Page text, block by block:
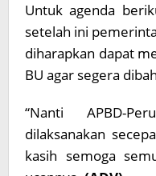
Untuk agenda
setelah ini
diharapkan dapat
BU agar segera
“Nanti APBD-
dilaksanakan
kasih semoga